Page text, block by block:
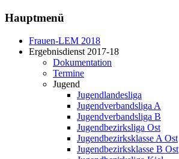
Hauptmenü
Frauen-LEM 2018
Ergebnisdienst 2017-18
Dokumentation
Termine
Jugend
Jugendlandesliga
Jugendverbandsliga A
Jugendverbandsliga B
Jugendbezirksliga Ost
Jugendbezirksklasse A Ost
Jugendbezirksklasse B Ost